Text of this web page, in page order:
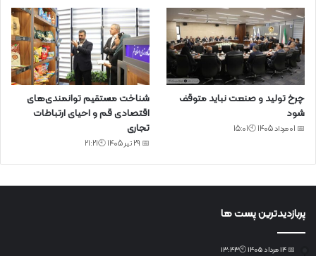
چرخ تولید و صنعت نباید متوقف
شود
📅 01 مرداد 1405 🕙15:01
شناخت مستقیم توانمندی‌های
اقتصادی قم و احیای ارتباطات
تجاری
📅 29 تیر 1405 🕙21:21
پربازدیدترین پست ها
📅 14 مرداد 1405 🕙13:43